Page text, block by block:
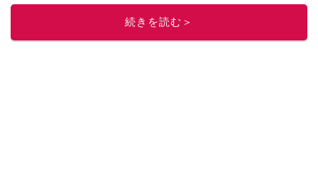
このイチオシストの他の記事を読む
続きを読む＞